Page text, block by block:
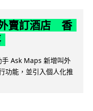
賣訂酒店 香
Ask Maps 新增叫外
功能，並引入個人化推